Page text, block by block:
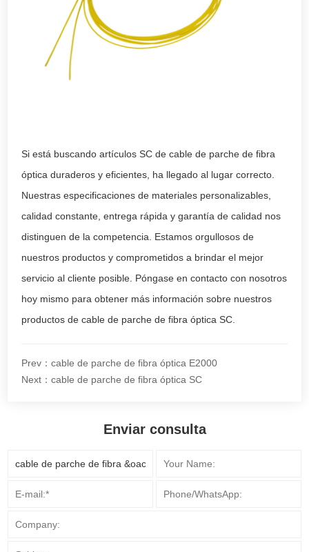
Si está buscando artículos SC de cable de parche de fibra
óptica duraderos y eficientes, ha llegado al lugar correcto.
Nuestras especificaciones de materiales personalizables,
calidad constante, entrega rápida y garantía de calidad nos
distinguen de la competencia. Estamos orgullosos de
nuestros productos y comprometidos a brindar el mejor
servicio al cliente posible. Póngase en contacto con nosotros
hoy mismo para obtener más información sobre nuestros
productos de cable de parche de fibra óptica SC.
Prev：cable de parche de fibra óptica E2000
Next：cable de parche de fibra óptica SC
Enviar consulta